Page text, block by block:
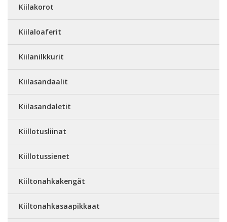
Kiilakorot
Kiilaloaferit
Kiilanilkkurit
Kiilasandaalit
Kiilasandaletit
Kiillotusliinat
Kiillotussienet
Kiiltonahkakengät
Kiiltonahkasaapikkaat